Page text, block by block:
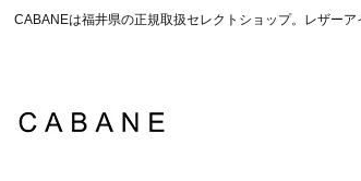
CABANEは福井県の正規取扱セレクトショップ。レザー